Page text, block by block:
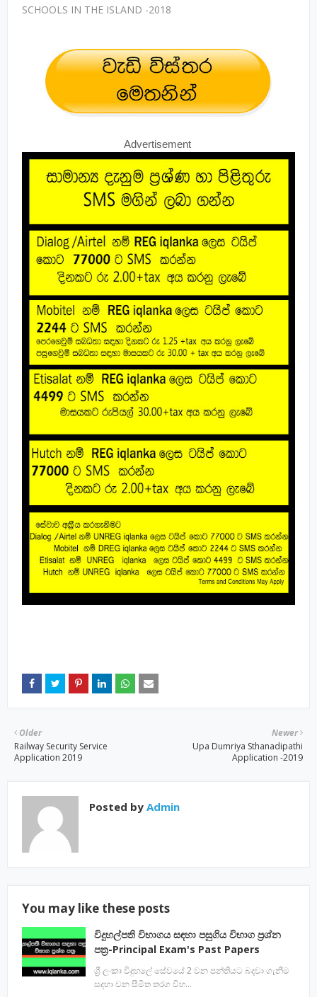
SCHOOLS IN THE ISLAND -2018
Advertisement
Newer
Upa Dumriya Sthanadipathi
Application -2019
Older
Railway Security Service
Application 2019
Posted by Admin
You may like these posts
විදුහල්පති විභාගය සඳහා පසුගිය විභාග ප්‍රශ්න
පත්‍ර-Principal Exam's Past Papers
ශ්‍රී ලංකා විදුහලේ සේවයේ 2 වන පන්තියට බදවා ගැනීම
සදහා වන සීමිත තරග විභ…